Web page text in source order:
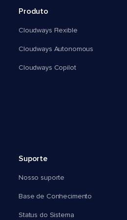
Produto
Cloudways Flexible
Cloudways Autonomous
Cloudways Copilot
Suporte
Nosso suporte
Base de Conhecimento
Status do Sistema